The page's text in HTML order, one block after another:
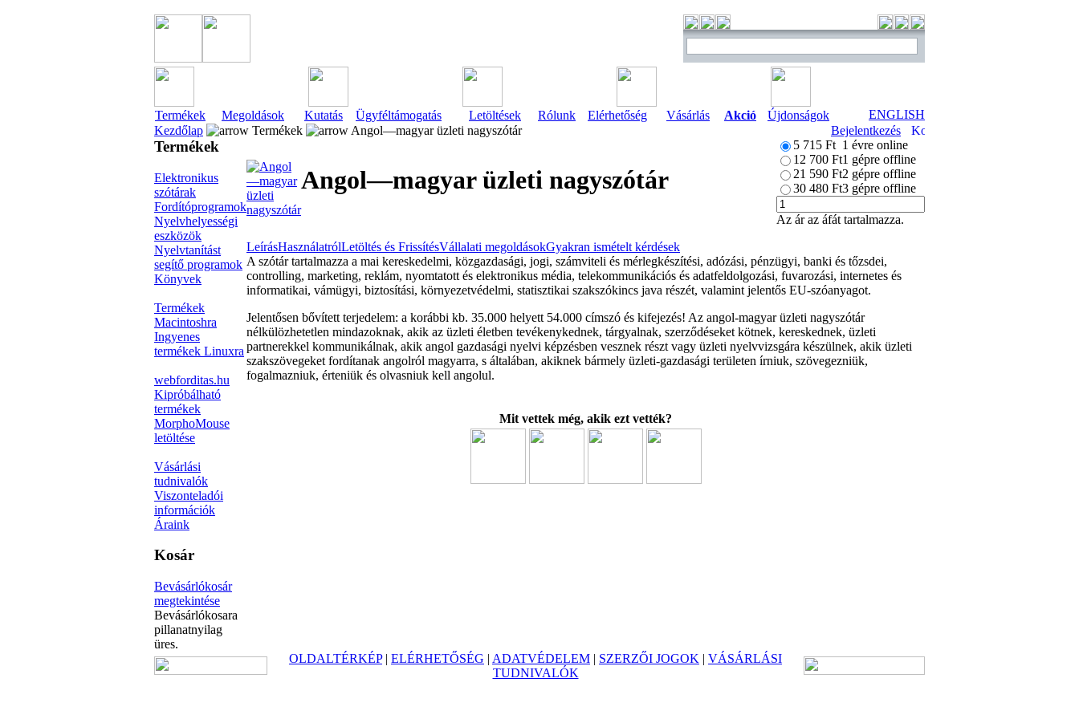
Termékek Megoldások Kutatás Ügyféltámogatás Letöltések Rólunk Elérhetőség Vásárlás Akció Újdonságok
ENGLISH
Kezdőlap
Termékek Angol—magyar üzleti nagyszótár Bejelentkezés
Termékek
Elektronikus
szótárak
Fordítóprogramok
Nyelvhelyességi
eszközök
Nyelvtanítást
segítő programok
Könyvek
Termékek
Macintoshra
Ingyenes
termékek Linuxra
webforditas.hu
Kipróbálható
termékek
MorphoMouse
letöltése
Vásárlási
tudnivalók
Viszonteladói
információk
Áraink
Kosár
Bevásárlókosár
megtekintése
Bevásárlókosara
pillanatnyilag
üres.
Angol—magyar üzleti nagyszótár
5 715 Ft 1 évre online
12 700 Ft1 gépre offline
21 590 Ft2 gépre offline
30 480 Ft3 gépre offline
Az ár az áfát tartalmazza.
LeírásHasználatrólLetöltés és FrissítésVállalati megoldásokGyakran ismételt kérdések
A szótár tartalmazza a mai kereskedelmi, közgazdasági, jogi, számviteli és mérlegkészítési, adózási, pénzügyi, banki és tőzsdei,
controlling, marketing, reklám, nyomtatott és elektronikus média, telekommunikációs és adatfeldolgozási, fuvarozási, internetes és
informatikai, vámügyi, biztosítási, környezetvédelmi, statisztikai szakszókincs java részét, valamint jelentős EU-szóanyagot.
Jelentősen bővített terjedelem: a korábbi kb. 35.000 helyett 54.000 címszó és kifejezés! Az angol-magyar üzleti nagyszótár
nélkülözhetetlen mindazoknak, akik az üzleti életben tevékenykednek, tárgyalnak, szerződéseket kötnek, kereskednek, üzleti
partnerekkel kommunikálnak, akik angol gazdasági nyelvi képzésben vesznek részt vagy üzleti nyelvvizsgára készülnek, akik üzleti
szakszövegeket fordítanak angolról magyarra, s általában, akiknek bármely üzleti-gazdasági területen írniuk, szövegezniük,
fogalmazniuk, érteniük és olvasniuk kell angolul.
Mit vettek még, akik ezt vették?
OLDALTÉRKÉP| ELÉRHETŐSÉG | ADATVÉDELEM | SZERZŐI JOGOK | VÁSÁRLÁSI
TUDNIVALÓK